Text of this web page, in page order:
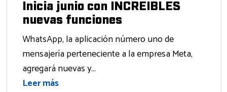
Inicia junio con INCREIBLES
nuevas funciones
WhatsApp, la aplicación número uno de
mensajería perteneciente a la empresa Meta,
agregará nuevas y...
Leer más